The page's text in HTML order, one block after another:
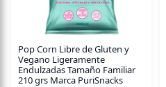
Pop Corn Libre de Gluten y
Vegano Ligeramente
Endulzadas Tamaño Familiar
210 grs Marca PuriSnacks